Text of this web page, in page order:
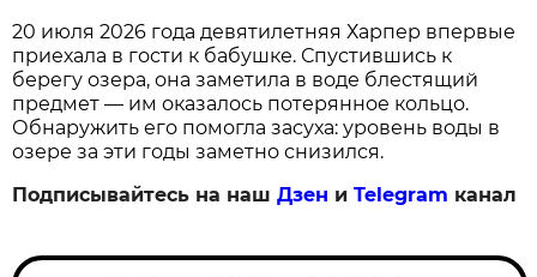
20 июля 2026 года девятилетняя Харпер впервые
приехала в гости к бабушке. Спустившись к
берегу озера, она заметила в воде блестящий
предмет — им оказалось потерянное кольцо.
Обнаружить его помогла засуха: уровень воды в
озере за эти годы заметно снизился.
Подписывайтесь на нашДзен иTelegram канал